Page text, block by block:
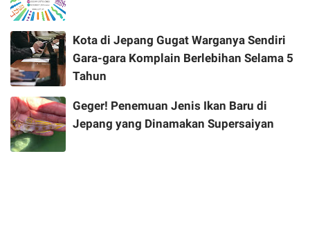
Kota di Jepang Gugat Warganya Sendiri
Gara-gara Komplain Berlebihan Selama 5
Tahun
Geger! Penemuan Jenis Ikan Baru di
Jepang yang Dinamakan Supersaiyan